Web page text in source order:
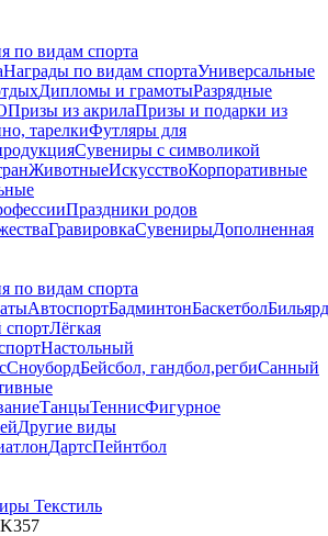
по видам спорта
Награды по видам спортаУниверсальные
Дипломы и грамотыРазрядные
Призы из акрилаПризы и подарки из
тарелкиФутляры для
Сувениры с символикой
ЖивотныеИскусствоКорпоративные
Праздники родов
ГравировкаСувенирыДополненная
по видам спорта
АвтоспортБадминтонБаскетболБильярд
Лёгкая
Настольный
СноубордБейсбол, гандбол,регбиСанный
ТанцыТеннисФигурное
Другие виды
ДартсПейнтбол
Текстиль